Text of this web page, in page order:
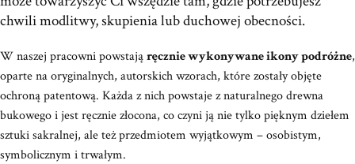
chwili modlitwy, skupienia lub duchowej obecności.
W naszej pracowni powstająręcznie wykonywane ikony podróżne,
oparte na oryginalnych, autorskich wzorach, które zostały objęte
ochroną patentową. Każda z nich powstaje z naturalnego drewna
bukowego i jest ręcznie złocona, co czyni ją nie tylko pięknym dziełem
sztuki sakralnej, ale też przedmiotem wyjątkowym – osobistym,
symbolicznym i trwałym.